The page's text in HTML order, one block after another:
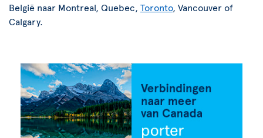
België naar Montreal, Quebec, Toronto, Vancouver of
Calgary.